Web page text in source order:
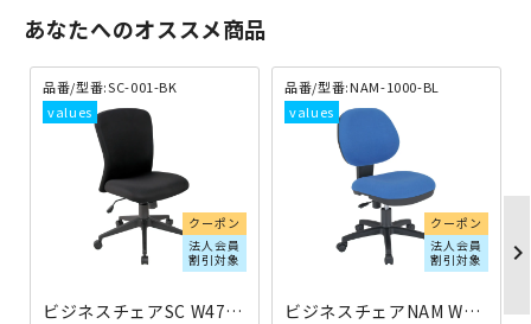
あなたへのオススメ商品
品番/型番:SC-001-BK
クーポン
法人会員
割引対象
ビジネスチェアSC W475×D550×H895-965 ブラック
品番/型番:NAM-1000-BL
クーポン
法人会員
割引対象
ビジネスチェアNAM W460×D570×H850-940 ブルー
chevron_right